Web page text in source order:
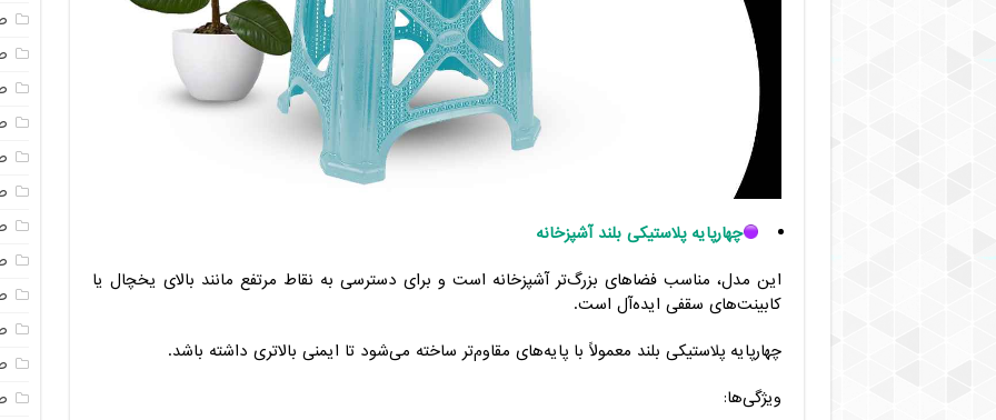
چهارپایه پلاستیکی بلند آشپزخانه
این مدل، مناسب فضاهای بزرگ‌تر آشپزخانه است و برای دسترسی به نقاط مرتفع مانند بالای یخچال یا
کابینت‌های سقفی ایده‌آل است.
چهارپایه پلاستیکی بلند معمولاً با پایه‌های مقاوم‌تر ساخته می‌شود تا ایمنی بالاتری داشته باشد.
ویژگی‌ها: